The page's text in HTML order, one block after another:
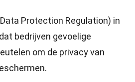
Protection Regulation) in
bedrijven gevoelige
om de privacy van